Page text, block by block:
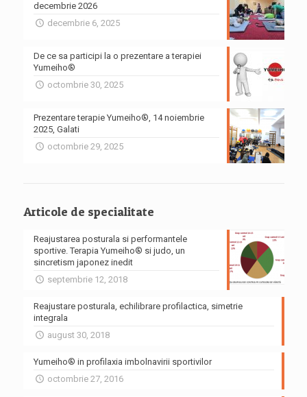
decembrie 2026
decembrie 6, 2025
De ce sa participi la o prezentare a terapiei
Yumeiho®
octombrie 30, 2025
Prezentare terapie Yumeiho®, 14 noiembrie
2025, Galati
octombrie 29, 2025
Articole de specialitate
Reajustarea posturala si performantele
sportive. Terapia Yumeiho® si judo, un
sincretism japonez inedit
septembrie 12, 2018
Reajustare posturala, echilibrare profilactica, simetrie
integrala
august 30, 2018
Yumeiho® in profilaxia imbolnavirii sportivilor
octombrie 27, 2016